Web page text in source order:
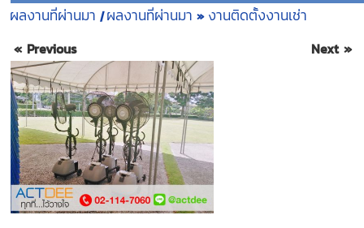
ผลงานที่ผ่านมา | ผลงานที่ผ่านมา » งานติดตั้งงานเช่า
« Previous Next »